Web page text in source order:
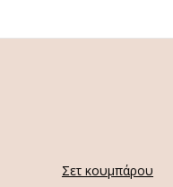
Σετ κουμπάρου